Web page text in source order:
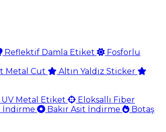
Reflektif Damla Etiket
Fosforlu
Metal Cut
Altın Yaldız Sticker
UV Metal Etiket
Eloksallı Fiber
İndirme Bakır Asit İndirme
Botaş